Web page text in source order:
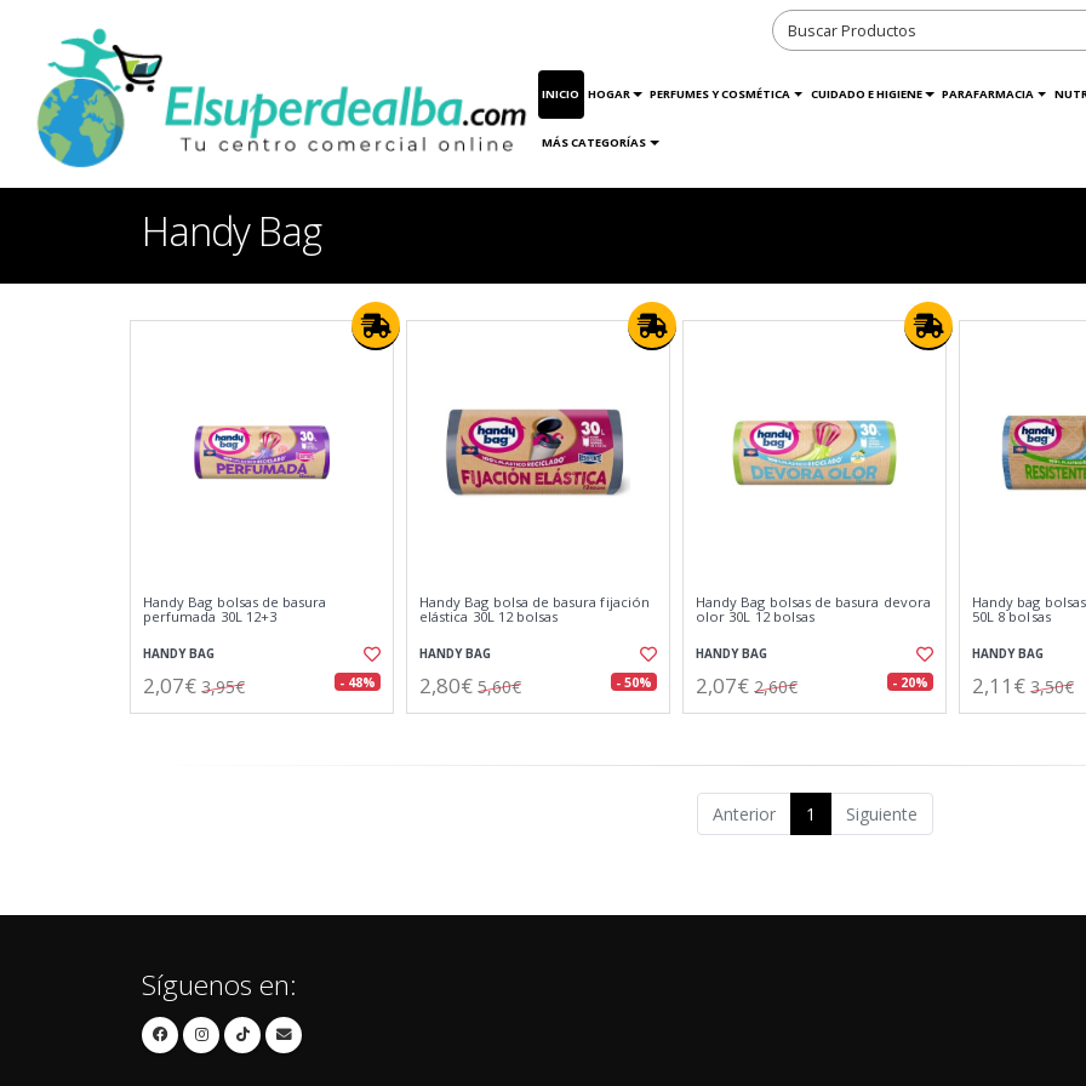
INICIO HOGAR PERFUMES Y COSMÉTICA CUIDADO E HIGIENE PARAFARMACIA
MÁS CATEGORÍAS
Handy Bag
Handy Bag bolsas de basura
perfumada 30L 12+3
HANDY BAG
2,07€ 3,95€ - 48%
Handy Bag bolsa de basura fijación
elástica 30L 12 bolsas
HANDY BAG
2,80€ 5,60€ - 50%
Handy Bag bolsas de basura devora
olor 30L 12 bolsas
HANDY BAG
2,07€ 2,60€ - 20%
Handy bag
50L 8 bolsas
HANDY BAG
2,11€ 3,50€
Anterior 1 Siguiente
Síguenos en: